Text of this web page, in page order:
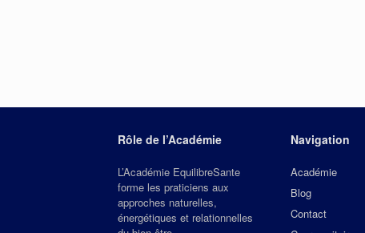
Rôle de l’Académie
L’Académie EquilibreSante
forme les praticiens aux
approches naturelles,
énergétiques et relationnelles
Navigation
Académie
Blog
Contact